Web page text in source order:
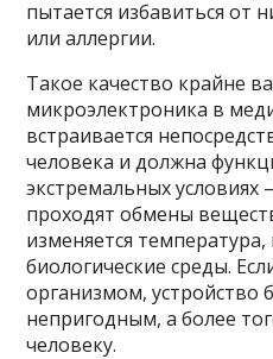
пытается избавиться от
или аллергии.
Такое качество крайне
микроэлектроника в
встраивается
человека и должна
экстремальных
проходят обмены
изменяется
биологические среды.
организмом, устройство
непригодным, а более
человеку.